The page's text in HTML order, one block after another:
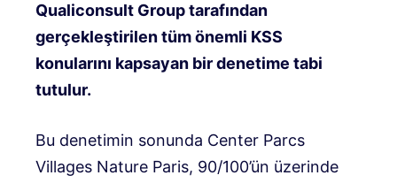
Qualiconsult Group tarafından
gerçekleştirilen tüm önemli KSS
konularını kapsayan bir denetime tabi
tutulur.
Bu denetimin sonunda Center Parcs
Villages Nature Paris, 90/100’ün üzerinde